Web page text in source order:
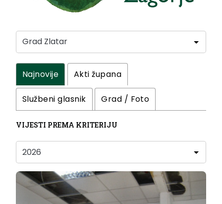
Najnovije Akti župana
Službeni glasnik Grad / Foto
VIJESTI PREMA KRITERIJU